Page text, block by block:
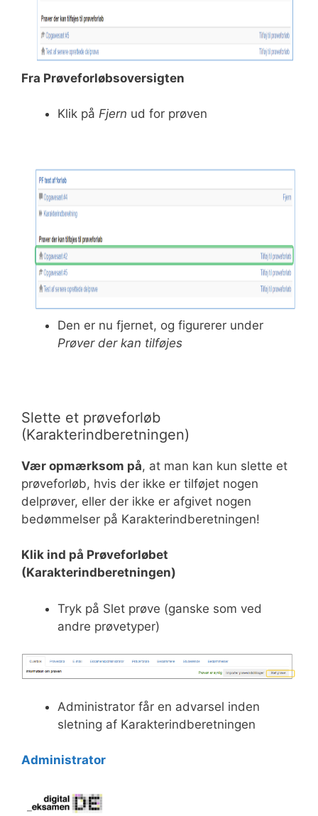
Fra Prøveforløbsoversigten
Klik på Fjern ud for prøven
Den er nu fjernet, og figurerer under
Prøver der kan tilføjes
Slette et prøveforløb
(Karakterindberetningen)
Vær opmærksom på, at man kan kun slette et
prøveforløb, hvis der ikke er tilføjet nogen
delprøver, eller der ikke er afgivet nogen
bedømmelser på Karakterindberetningen!
Klik ind på Prøveforløbet
(Karakterindberetningen)
Tryk på Slet prøve (ganske som ved
andre prøvetyper)
Administrator får en advarsel inden
sletning af Karakterindberetningen
Administrator